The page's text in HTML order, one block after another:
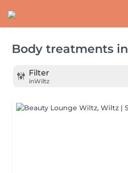
Body treatments in
Filter
inWiltz